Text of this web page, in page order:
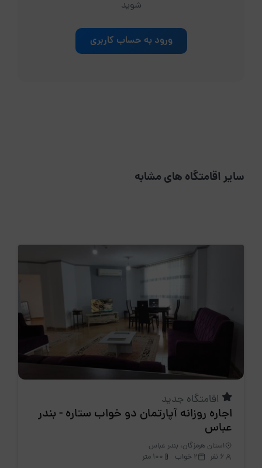
شوید
ورود به حساب کاربری
سایر اقامتگاه های مشابه
اقامتگاه جدید
اجاره روزانه آپارتمان دو خواب ستاره - بندر
عباس
استان هرمزگان، بندر عباس
6 نفر
2 خواب 100 متر